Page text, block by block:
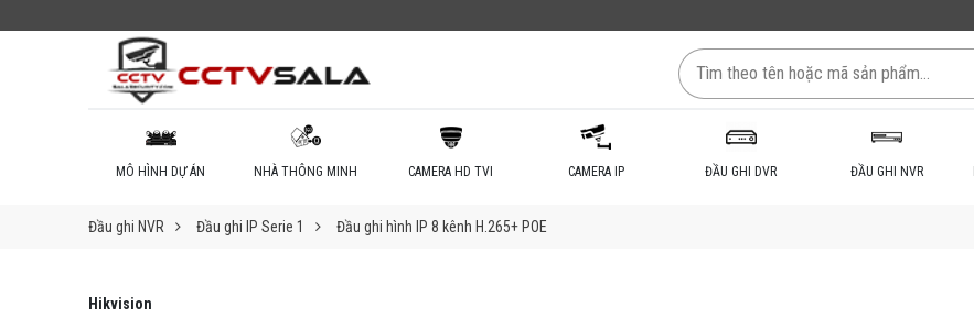
MÔ HÌNH DỰ ÁN NHÀ THÔNG MINH CAMERA HD TVI CAMERA IP ĐẦU GHI DVR ĐẦU GHI NVR
Đầu ghi NVR Đầu ghi IP Serie 1 Đầu ghi hình IP 8 kênh H.265+ POE
Hikvision